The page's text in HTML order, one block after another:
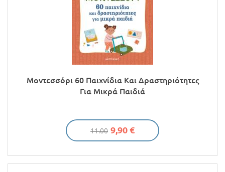
Μοντεσσόρι 60 Παιχνίδια Και Δραστηριότητες
Για Μικρά Παιδιά
11.00 9,90 €